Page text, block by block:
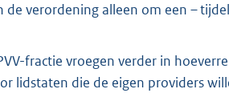
de verordening alleen om een –
fractie vroegen verder in
lidstaten die de eigen providers